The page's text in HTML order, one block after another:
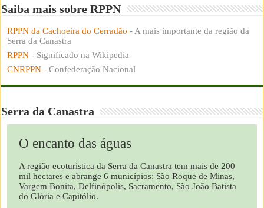
Saiba mais sobre RPPN
RPPN da Cachoeira do Cerradão - A mais importante da região da
Serra da Canastra
RPPN - Significado na Wikipedia
CNRPPN - Confederação Nacional
Serra da Canastra
O encanto das águas
A região ecoturística da Serra da Canastra tem mais de 200
mil hectares e abrange 6 municípios: São Roque de Minas,
Vargem Bonita, Delfinópolis, Sacramento, São João Batista
do Glória e Capitólio.